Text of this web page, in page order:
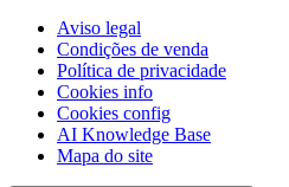
Aviso legal
Condições de venda
Política de privacidade
Cookies info
Cookies config
AI Knowledge Base
Mapa do site